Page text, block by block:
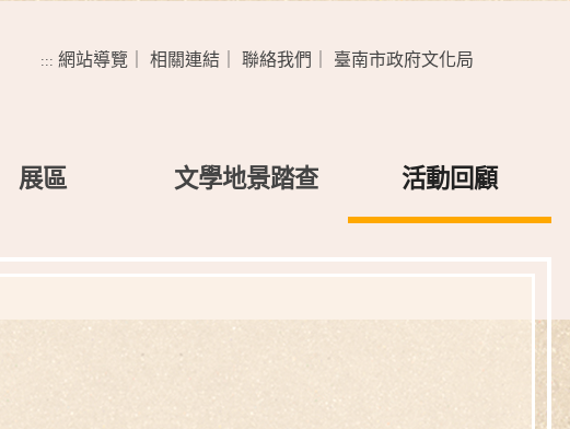
::: 網站導覽 相關連結 聯絡我們 臺南市政府文化局
展區 文學地景踏查 活動回顧